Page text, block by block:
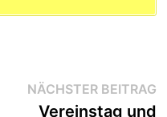
NÄCHSTER BEITRAG
Vereinstag und